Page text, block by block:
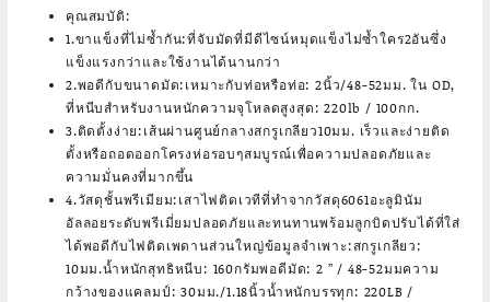
คุณสมบัติ:
1.ขาแข็งที่ไม่ซ้ำกัน:ที่จับมัดที่มีดีไซน์หมุดแข็งไม่ซ้ำใคร2อันซึ่ง
แข็งแรงกว่าและใช้งานได้นานกว่า
2.พอดีกับขนาดมัด:เหมาะกับท่อหรือท่อ: 2นิ้ว/48-52มม. ใน OD,
ที่หนีบสำหรับงานหนักความจุโหลดสูงสุด: 220lb / 100กก.
3.ติดตั้งง่าย:เส้นผ่านศูนย์กลางสกรูเกลียว10มม. เร็วและง่ายติด
ตั้งหรือถอดออกโครงห่อรอบๆสมบูรณ์เพื่อความปลอดภัยและ
ความมั่นคงที่มากขึ้น
4.วัสดุชั้นพรีเมียม:เสาไฟติดเวทีที่ทำจากวัสดุ6061อะลูมินัม
อัลลอยระดับพรีเมี่ยมปลอดภัยและทนทานพร้อมลูกบิดปรับได้ที่ใส่
ได้พอดีกับไฟติดเพดานส่วนใหญ่ข้อมูลจำเพาะ:สกรูเกลียว:
10มม.น้ำหนักสุทธิหนีบ: 160กรัมพอดีมัด: 2 ” / 48-52มมความ
กว้างของแคลมป์: 30มม./1.18นิ้วน้ำหนักบรรทุก: 220LB /